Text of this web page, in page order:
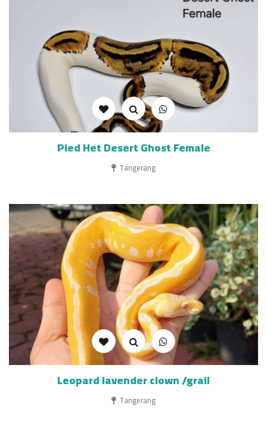
Pied Het Desert Ghost Female
Tangerang
Leopard lavender clown /grail
Tangerang